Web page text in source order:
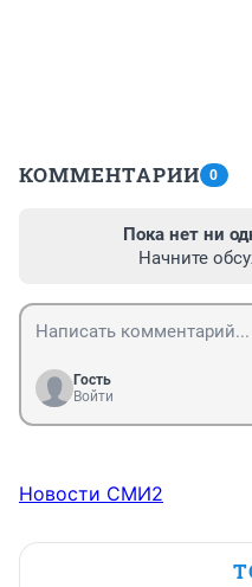
КОММЕНТАРИИ 0
Пока нет ни
Начните
Гость
Войти
Новости СМИ2